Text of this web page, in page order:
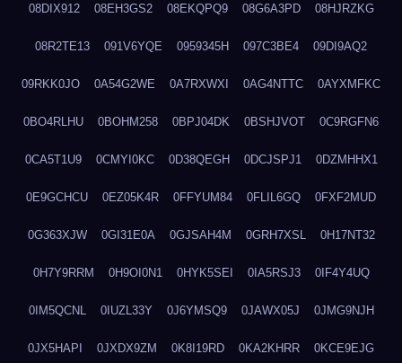
08DIX912 08EH3GS2 08EKQPQ9 08G6A3PD 08HJRZKG
08R2TE13 091V6YQE 0959345H 097C3BE4 09DI9AQ2
09RKK0JO 0A54G2WE 0A7RXWXI 0AG4NTTC 0AYXMFKC
0BO4RLHU 0BOHM258 0BPJ04DK 0BSHJVOT 0C9RGFN6
0CA5T1U9 0CMYI0KC 0D38QEGH 0DCJSPJ1 0DZMHHX1
0E9GCHCU 0EZ05K4R 0FFYUM84 0FLIL6GQ 0FXF2MUD
0G363XJW 0GI31E0A 0GJSAH4M 0GRH7XSL 0H17NT32
0H7Y9RRM 0H9OI0N1 0HYK5SEI 0IA5RSJ3 0IF4Y4UQ
0IM5QCNL 0IUZL33Y 0J6YMSQ9 0JAWX05J 0JMG9NJH
0JX5HAPI 0JXDX9ZM 0K8I19RD 0KA2KHRR 0KCE9EJG